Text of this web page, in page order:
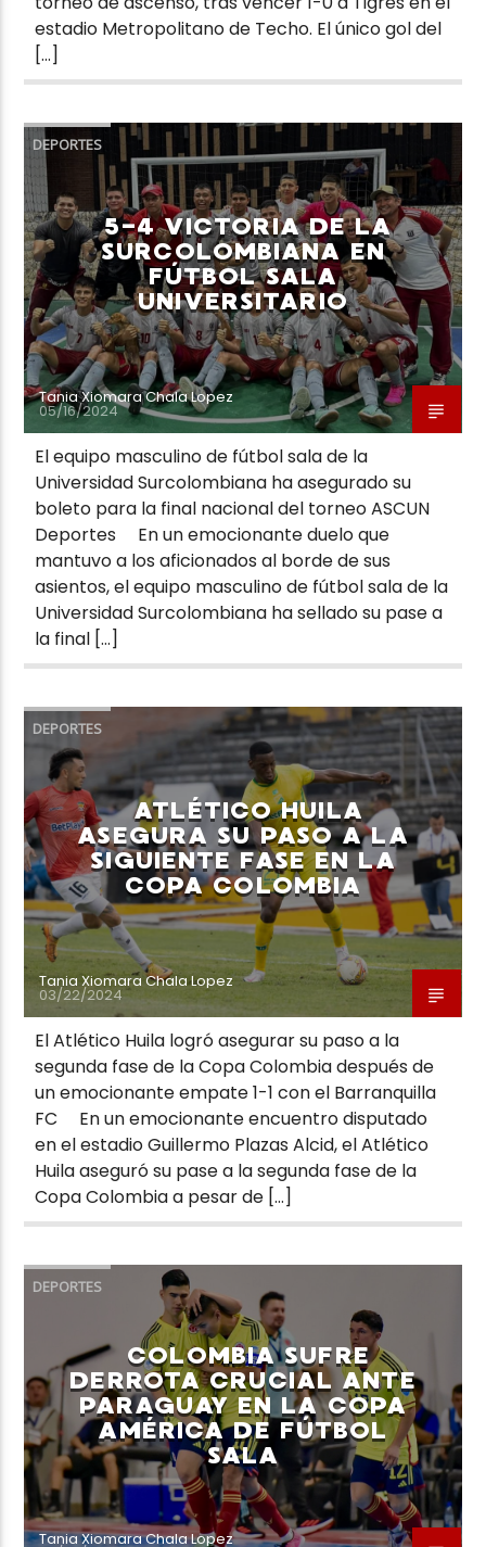
estadio Metropolitano de Techo. El único gol del
[…]
DEPORTES
5-4 VICTORIA DE LA
SURCOLOMBIANA EN
FÚTBOL SALA
UNIVERSITARIO
Tania Xiomara Chala Lopez
05/16/2024
El equipo masculino de fútbol sala de la
Universidad Surcolombiana ha asegurado su
boleto para la final nacional del torneo ASCUN
Deportes En un emocionante duelo que
mantuvo a los aficionados al borde de sus
asientos, el equipo masculino de fútbol sala de la
Universidad Surcolombiana ha sellado su pase a
la final […]
DEPORTES
ATLÉTICO HUILA
ASEGURA SU PASO A LA
SIGUIENTE FASE EN LA
COPA COLOMBIA
Tania Xiomara Chala Lopez
03/22/2024
El Atlético Huila logró asegurar su paso a la
segunda fase de la Copa Colombia después de
un emocionante empate 1-1 con el Barranquilla
FC En un emocionante encuentro disputado
en el estadio Guillermo Plazas Alcid, el Atlético
Huila aseguró su pase a la segunda fase de la
Copa Colombia a pesar de […]
DEPORTES
COLOMBIA SUFRE
DERROTA CRUCIAL ANTE
PARAGUAY EN LA COPA
AMÉRICA DE FÚTBOL
SALA
Tania Xiomara Chala Lopez